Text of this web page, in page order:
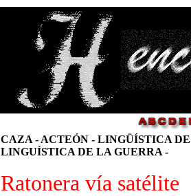
CAZA - ACTEÓN - LINGÜÍSTICA
LINGUÍSTICA DE LA GUERRA -
Ratonera vía satélite